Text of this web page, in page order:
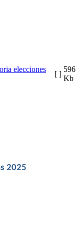
elecciones
[ ]
596
Kb
2025